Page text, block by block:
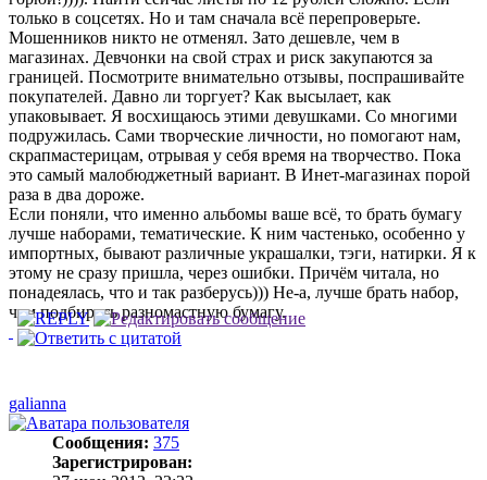
только в соцсетях. Но и там сначала всё перепроверьте.
Мошенников никто не отменял. Зато дешевле, чем в
магазинах. Девчонки на свой страх и риск закупаются за
границей. Посмотрите внимательно отзывы, поспрашивайте
покупателей. Давно ли торгует? Как высылает, как
упаковывает. Я восхищаюсь этими девушками. Со многими
подружилась. Сами творческие личности, но помогают нам,
скрапмастерицам, отрывая у себя время на творчество. Пока
это самый малобюджетный вариант. В Инет-магазинах порой
раза в два дороже.
Если поняли, что именно альбомы ваше всё, то брать бумагу
лучше наборами, тематические. К ним частенько, особенно у
импортных, бывают различные украшалки, тэги, натирки. Я к
этому не сразу пришла, через ошибки. Причём читала, но
понадеялась, что и так разберусь))) Не-а, лучше брать набор,
чем подбирать разномастную бумагу.
galianna
Сообщения: 375
Зарегистрирован: